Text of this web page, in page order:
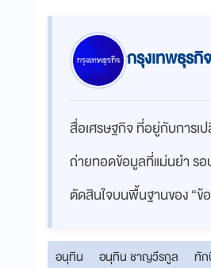
กรุงเทพธุรกิจ
สื่อเศรษฐกิจ ที่อยู่กับการเ
ถ่ายทอดข้อมูลที่แม่นยำ ร
ตัดสินใจบนพื้นฐานของ “ข้อ
อนุทิน อนุทิน ชาญวีรกูล ทั